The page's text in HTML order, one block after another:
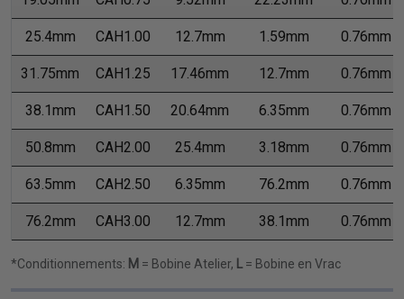
25.4mm CAH1.00 12.7mm 1.59mm 0.76mm
31.75mm CAH1.25 17.46mm 12.7mm 0.76mm
38.1mm CAH1.50 20.64mm 6.35mm 0.76mm
50.8mm CAH2.00 25.4mm 3.18mm 0.76mm
63.5mm CAH2.50 6.35mm 76.2mm 0.76mm
76.2mm CAH3.00 12.7mm 38.1mm 0.76mm
*Conditionnements: M = Bobine Atelier, L = Bobine en Vrac